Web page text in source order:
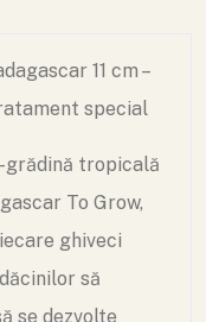
11 cm –
special
tropicală
To Grow,
ghiveci
să
se dezvolte